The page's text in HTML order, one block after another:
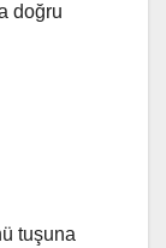
doğru
tuşuna